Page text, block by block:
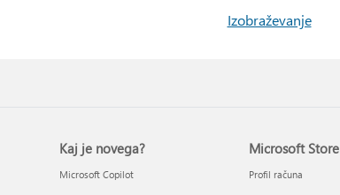
Izobraževanje
Kaj je novega?
Microsoft Copilot
Microsoft Store
Profil računa